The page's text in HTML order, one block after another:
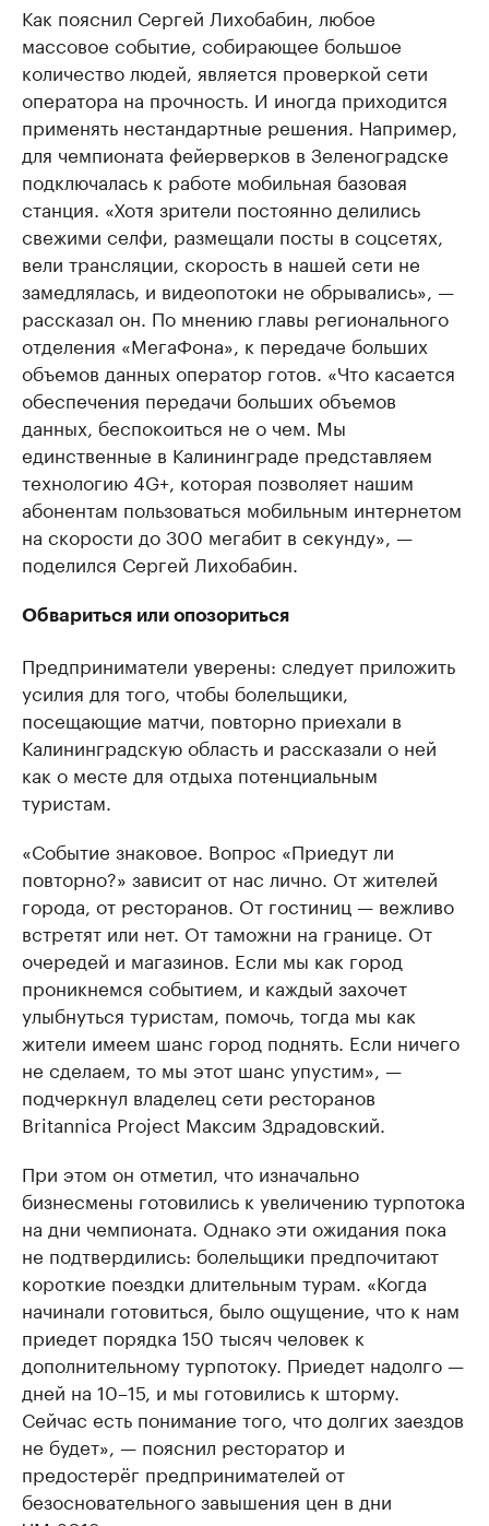
Как пояснил Сергей Лихобабин, любое
массовое событие, собирающее большое
количество людей, является проверкой сети
оператора на прочность. И иногда приходится
применять нестандартные решения. Например,
для чемпионата фейерверков в Зеленоградске
подключалась к работе мобильная базовая
станция. «Хотя зрители постоянно делились
свежими селфи, размещали посты в соцсетях,
вели трансляции, скорость в нашей сети не
замедлялась, и видеопотоки не обрывались», —
рассказал он. По мнению главы регионального
отделения «МегаФона», к передаче больших
объемов данных оператор готов. «Что касается
обеспечения передачи больших объемов
данных, беспокоиться не о чем. Мы
единственные в Калининграде представляем
технологию 4G+, которая позволяет нашим
абонентам пользоваться мобильным интернетом
на скорости до 300 мегабит в секунду», —
поделился Сергей Лихобабин.
Обвариться или опозориться
Предприниматели уверены: следует приложить
усилия для того, чтобы болельщики,
посещающие матчи, повторно приехали в
Калининградскую область и рассказали о ней
как о месте для отдыха потенциальным
туристам.
«Событие знаковое. Вопрос «Приедут ли
повторно?» зависит от нас лично. От жителей
города, от ресторанов. От гостиниц — вежливо
встретят или нет. От таможни на границе. От
очередей и магазинов. Если мы как город
проникнемся событием, и каждый захочет
улыбнуться туристам, помочь, тогда мы как
жители имеем шанс город поднять. Если ничего
не сделаем, то мы этот шанс упустим», —
подчеркнул владелец сети ресторанов
Britannica Project Максим Здрадовский.
При этом он отметил, что изначально
бизнесмены готовились к увеличению турпотока
на дни чемпионата. Однако эти ожидания пока
не подтвердились: болельщики предпочитают
короткие поездки длительным турам. «Когда
начинали готовиться, было ощущение, что к нам
приедет порядка 150 тысяч человек к
дополнительному турпотоку. Приедет надолго —
дней на 10–15, и мы готовились к шторму.
Сейчас есть понимание того, что долгих заездов
не будет», — пояснил ресторатор и
предостерёг предпринимателей от
безосновательного завышения цен в дни